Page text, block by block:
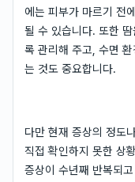
에는 피부가 마르기 전
될 수 있습니다. 또한
록 관리해 주고, 수면
는 것도 중요합니다.
다만 현재 증상의 정도
직접 확인하지 못한 상
증상이 수년째 반복되